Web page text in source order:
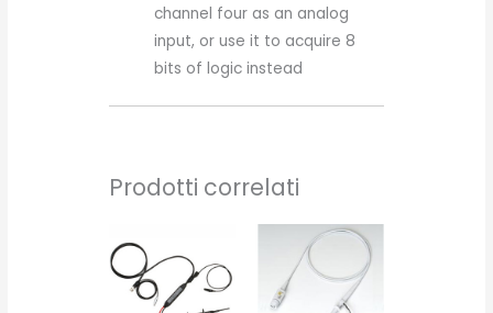
channel four as an analog
input, or use it to acquire 8
bits of logic instead
Prodotti correlati